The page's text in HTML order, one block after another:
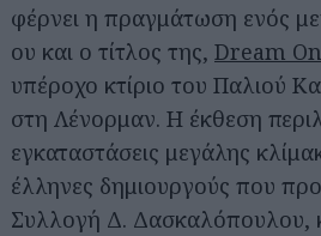
φέρνει η πραγμάτωση ενός
ου και ο τίτλος της, Dream On
υπέροχο κτίριο του Παλιού
στη Λένορμαν. Η έκθεση
εγκαταστάσεις μεγάλης
έλληνες δημιουργούς που
Συλλογή Δ. Δασκαλόπουλου,